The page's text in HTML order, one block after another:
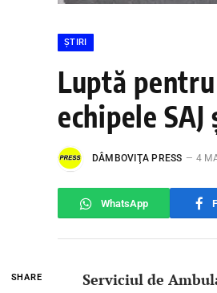
ȘTIRI
Luptă
echipele
DÂMBOVIŢA PRESS 4
WhatsApp
SHARE
Serviciul de